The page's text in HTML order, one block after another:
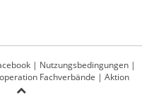
| Nutzungsbedingungen |
Fachverbände | Aktion